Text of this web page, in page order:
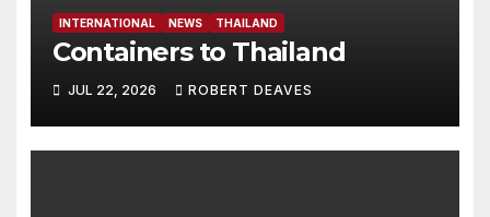
INTERNATIONAL NEWS THAILAND
Containers to Thailand
JUL 22, 2026 ROBERT DEAVES